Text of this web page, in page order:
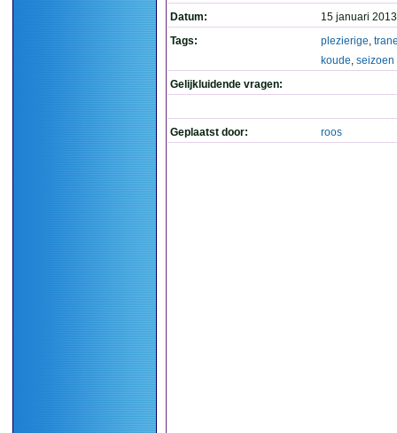
Datum:
15 januari
Tags:
plezierige,
koude, seizoen
Gelijkluidende vragen:
Geplaatst door: roos